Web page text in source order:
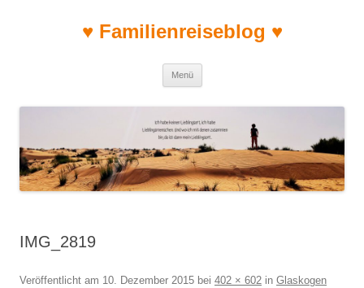
♥ Familienreiseblog ♥
Menü
IMG_2819
Veröffentlicht am 10. Dezember 2015 bei 402 × 602 in Glaskogen